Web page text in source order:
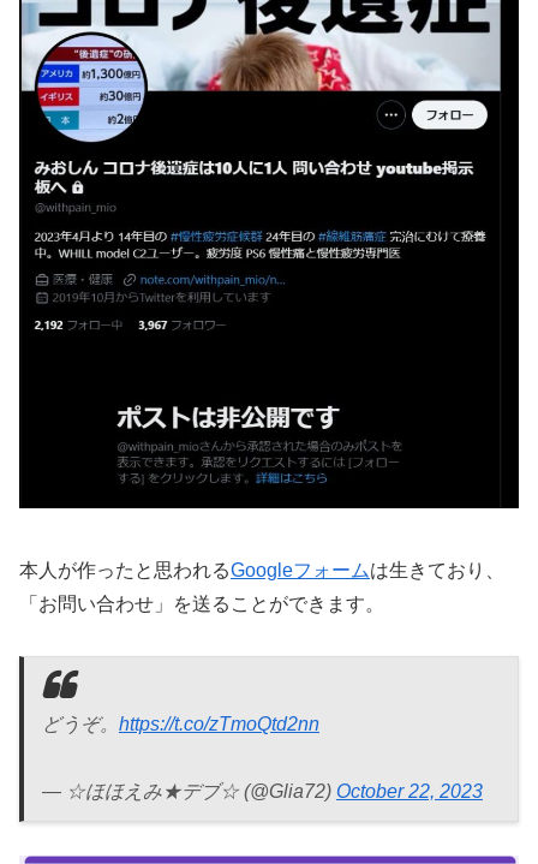
本人が作ったと思われるGoogleフォームは生きており、
「お問い合わせ」を送ることができます。
どうぞ。 https://t.co/zTmoQtd2nn
— ☆ほほえみ★デブ☆ (@Glia72) October 22, 2023